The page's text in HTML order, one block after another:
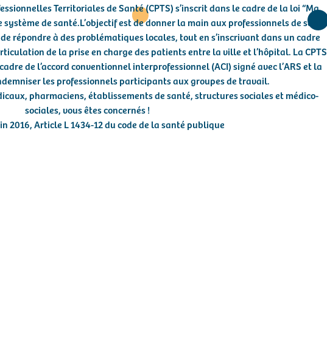
Territoriales de Santé (CPTS) s’inscrit dans le cadre de la loi “Ma
de santé.L’objectif est de donner la main aux professionnels de santé
répondre à des problématiques locales, tout en s’inscrivant dans un cadre
de la prise en charge des patients entre la ville et l’hôpital. La CPTS
de l’accord conventionnel interprofessionnel (ACI) signé avec l’ARS et la
les professionnels participants aux groupes de travail.
pharmaciens, établissements de santé, structures sociales et médico-
sociales, vous êtes concernés !
2016, Article L 1434-12 du code de la santé publique